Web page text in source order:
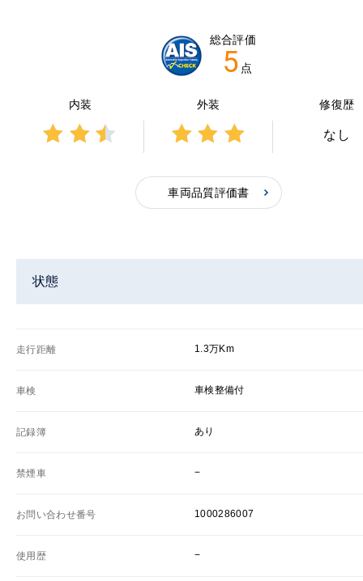
総合評価
5 点
内装 外装
3点の
評価
修復歴
なし
車両品質評価書
状態
走行距離 1.3万Km
車検 車検整備付
記録簿 あり
禁煙車 −
お問い合わせ番号 1000286007
使用歴 −